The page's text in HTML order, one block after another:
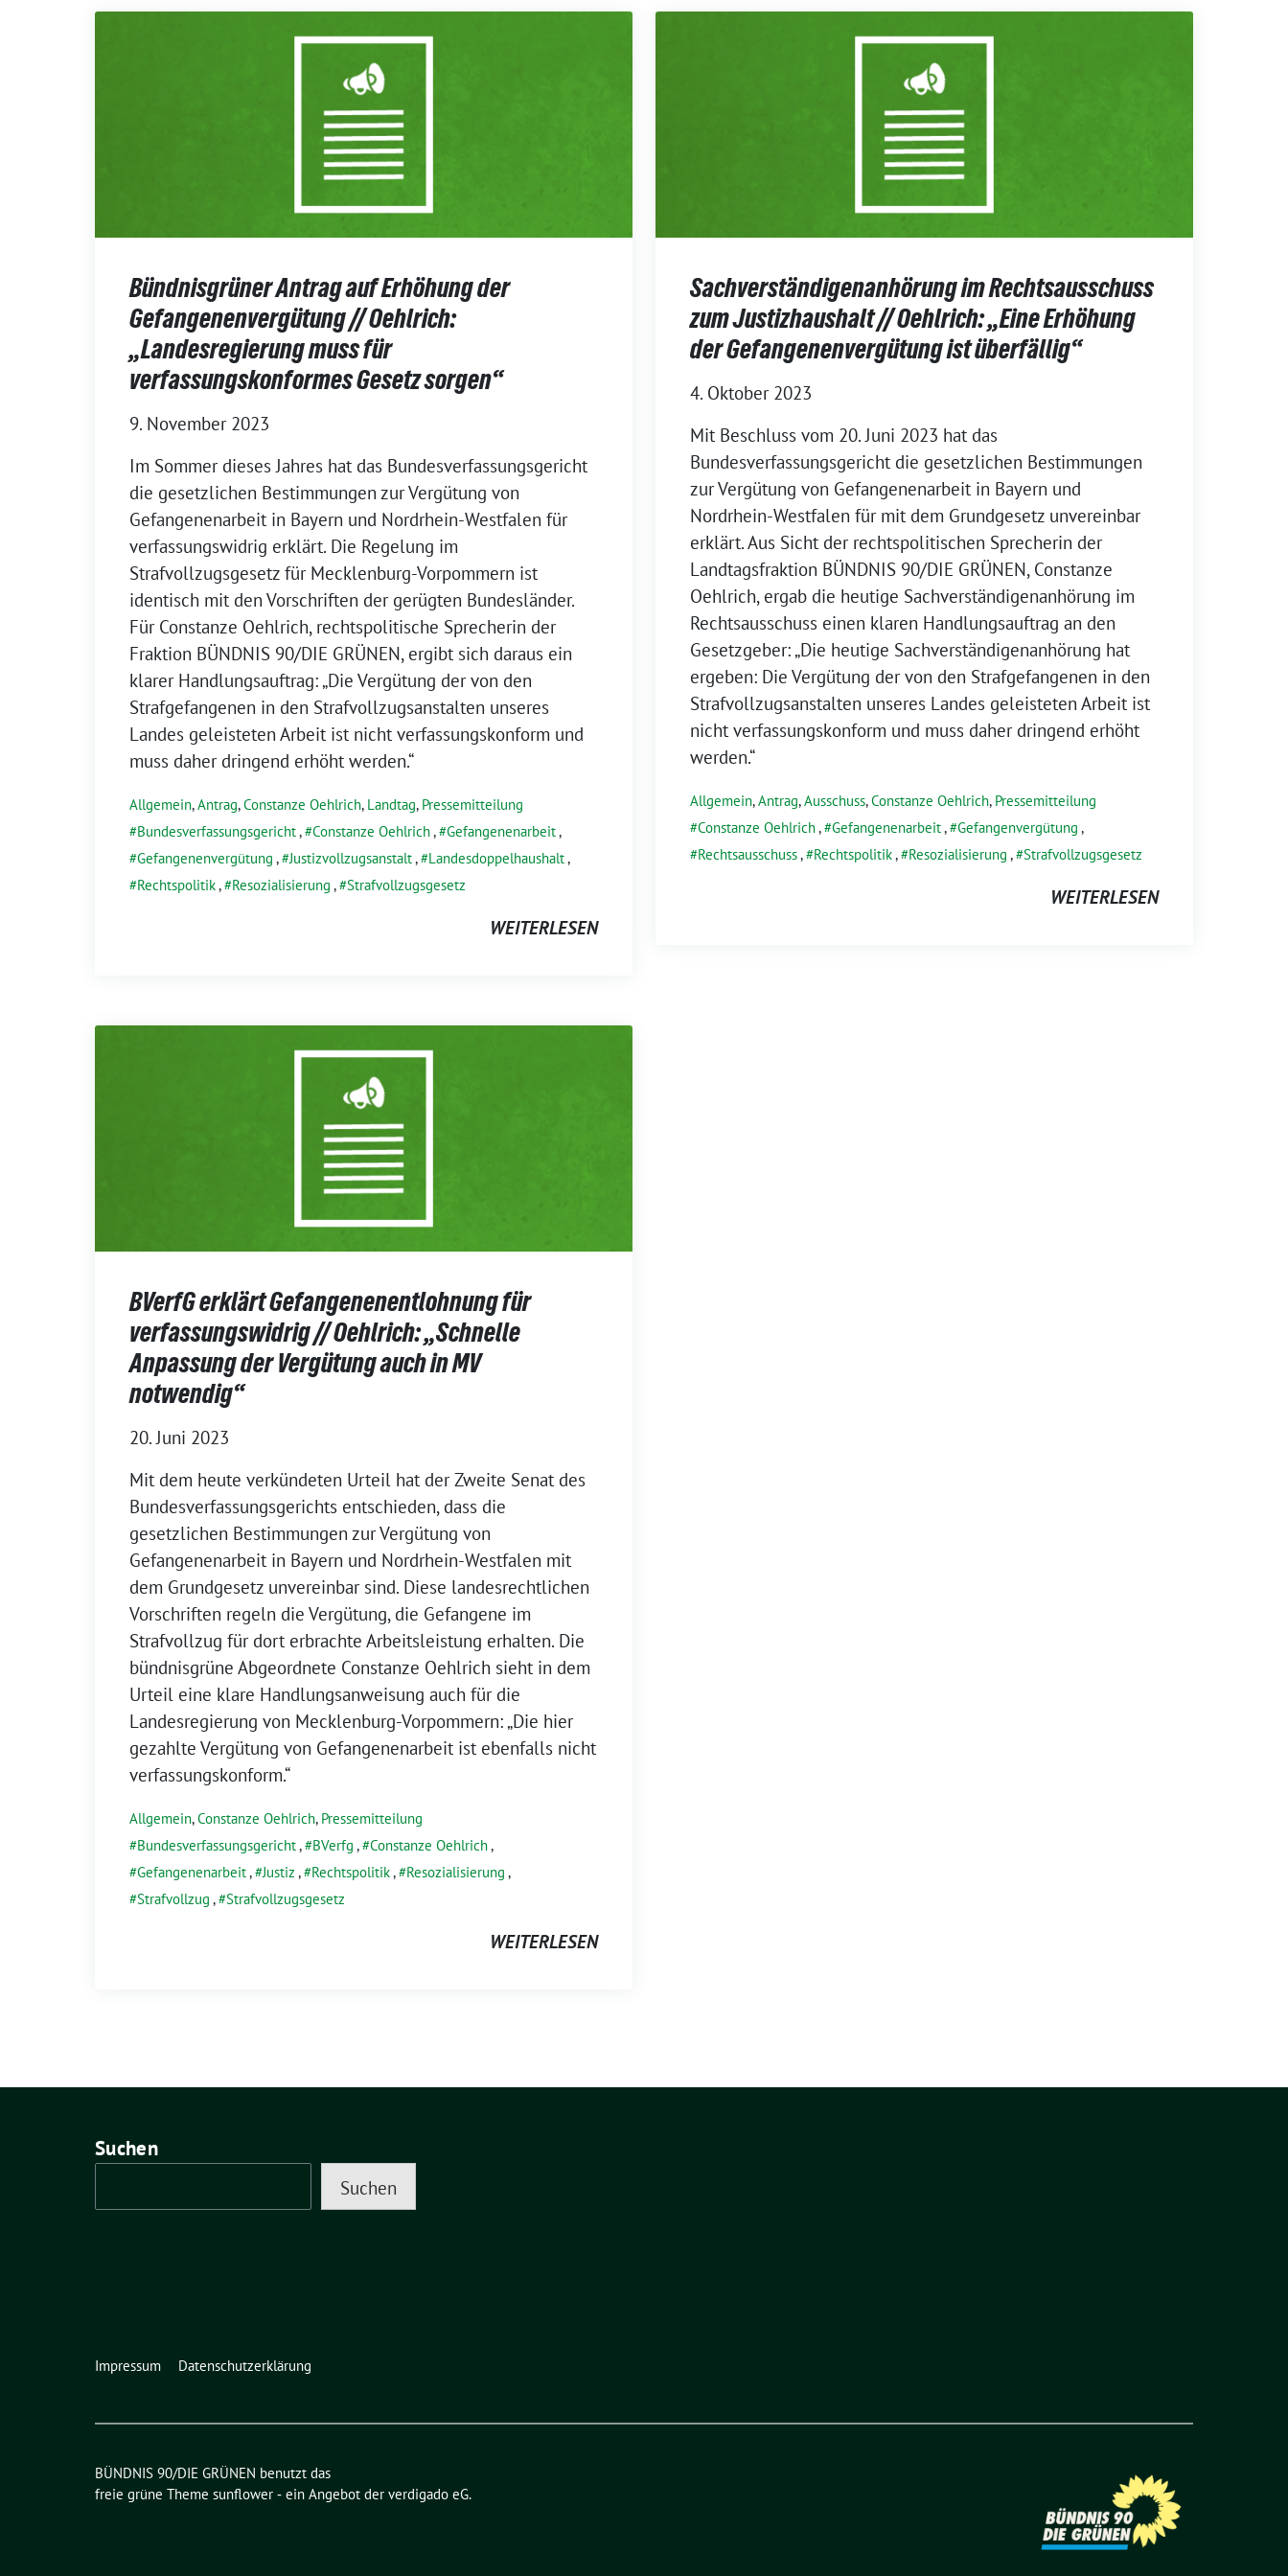
Bündnisgrüner Antrag auf Erhöhung der
Gefangenenvergütung // Oehlrich:
„Landesregierung muss für
verfassungskonformes Gesetz sorgen“
9. November 2023
Im Sommer dieses Jahres hat das Bundesverfassungsgericht
die gesetzlichen Bestimmungen zur Vergütung von
Gefangenenarbeit in Bayern und Nordrhein-Westfalen für
verfassungswidrig erklärt. Die Regelung im
Strafvollzugsgesetz für Mecklenburg-Vorpommern ist
identisch mit den Vorschriften der gerügten Bundesländer.
Für Constanze Oehlrich, rechtspolitische Sprecherin der
Fraktion BÜNDNIS 90/DIE GRÜNEN, ergibt sich daraus ein
klarer Handlungsauftrag: „Die Vergütung der von den
Strafgefangenen in den Strafvollzugsanstalten unseres
Landes geleisteten Arbeit ist nicht verfassungskonform und
muss daher dringend erhöht werden.“
Allgemein,Antrag,Constanze Oehlrich, Landtag, Pressemitteilung
Bundesverfassungsgericht, Constanze Oehlrich, Gefangenenarbeit,
Gefangenenvergütung , Justizvollzugsanstalt, Landesdoppelhaushalt,
Rechtspolitik, Resozialisierung , Strafvollzugsgesetz
WEITERLESEN
Sachverständigenanhörung im Rechtsausschuss
zum Justizhaushalt // Oehlrich: „Eine Erhöhung
der Gefangenenvergütung ist überfällig“
4. Oktober 2023
Mit Beschluss vom 20. Juni 2023 hat das
Bundesverfassungsgericht die gesetzlichen Bestimmungen
zur Vergütung von Gefangenenarbeit in Bayern und
Nordrhein-Westfalen für mit dem Grundgesetz unvereinbar
erklärt. Aus Sicht der rechtspolitischen Sprecherin der
Landtagsfraktion BÜNDNIS 90/DIE GRÜNEN, Constanze
Oehlrich, ergab die heutige Sachverständigenanhörung im
Rechtsausschuss einen klaren Handlungsauftrag an den
Gesetzgeber: „Die heutige Sachverständigenanhörung hat
ergeben: Die Vergütung der von den Strafgefangenen in den
Strafvollzugsanstalten unseres Landes geleisteten Arbeit ist
nicht verfassungskonform und muss daher dringend erhöht
werden.“
Allgemein,Antrag,Ausschuss,Constanze Oehlrich, Pressemitteilung
Constanze Oehlrich, Gefangenenarbeit, Gefangenvergütung ,
Rechtsausschuss, Rechtspolitik, Resozialisierung , Strafvollzugsgesetz
WEITERLESEN
BVerfG erklärt Gefangenenentlohnung für
verfassungswidrig // Oehlrich: „Schnelle
Anpassung der Vergütung auch in MV
notwendig“
20. Juni 2023
Mit dem heute verkündeten Urteil hat der Zweite Senat des
Bundesverfassungsgerichts entschieden, dass die
gesetzlichen Bestimmungen zur Vergütung von
Gefangenenarbeit in Bayern und Nordrhein-Westfalen mit
dem Grundgesetz unvereinbar sind. Diese landesrechtlichen
Vorschriften regeln die Vergütung, die Gefangene im
Strafvollzug für dort erbrachte Arbeitsleistung erhalten. Die
bündnisgrüne Abgeordnete Constanze Oehlrich sieht in dem
Urteil eine klare Handlungsanweisung auch für die
Landesregierung von Mecklenburg-Vorpommern: „Die hier
gezahlte Vergütung von Gefangenenarbeit ist ebenfalls nicht
verfassungskonform.“
Allgemein,Constanze Oehlrich, Pressemitteilung
Bundesverfassungsgericht, BVerfg , Constanze Oehlrich,
Gefangenenarbeit, Justiz , Rechtspolitik, Resozialisierung ,
Strafvollzug , Strafvollzugsgesetz
WEITERLESEN
Suchen
Suchen
Impressum Datenschutzerklärung
BÜNDNIS 90/DIE GRÜNEN benutzt das
freie grüne Theme sunflower ‐ ein Angebot der verdigado eG.